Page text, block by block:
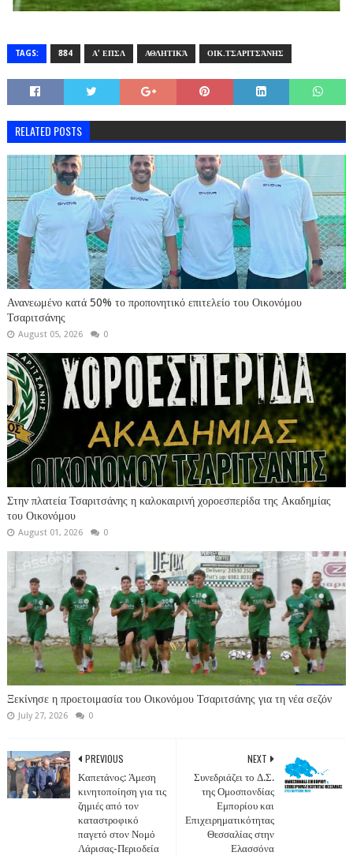
TAGS: 884 Α' ΕΠΣΛ ΑΘΛΗΤΙΚΆ ΟΙΚ.ΤΣΑΡΙΤΣΆΝΗΣ
RELATED POSTS
Ανανεωμένο κατά 50% το προπονητικό επιτελείο του Οικονόμου
Τσαριτσάνης
August 05, 2026 0
Στην πλατεία Τσαριτσάνης η καλοκαιρινή χοροεσπερίδα της Ακαδημίας
του Οικονόμου
August 01, 2026 0
Ξεκίνησε η προετοιμασία του Οικονόμου Τσαριτσάνης για τη νέα σεζόν
July 27, 2026 0
NEXT
Συνεδριάζει το Δ.Σ.
της Ομοσπονδίας
Εμπορίου και
Επιχειρηματικότητας
Θεσσαλίας στην
Ελασσόνα
PREVIOUS
Καπετάνος: Άμεση
κινητοποίηση για τις
ζημιές από τον
καταστροφικό
παγετό στον Νομό
Λάρισας-Περιοδεία